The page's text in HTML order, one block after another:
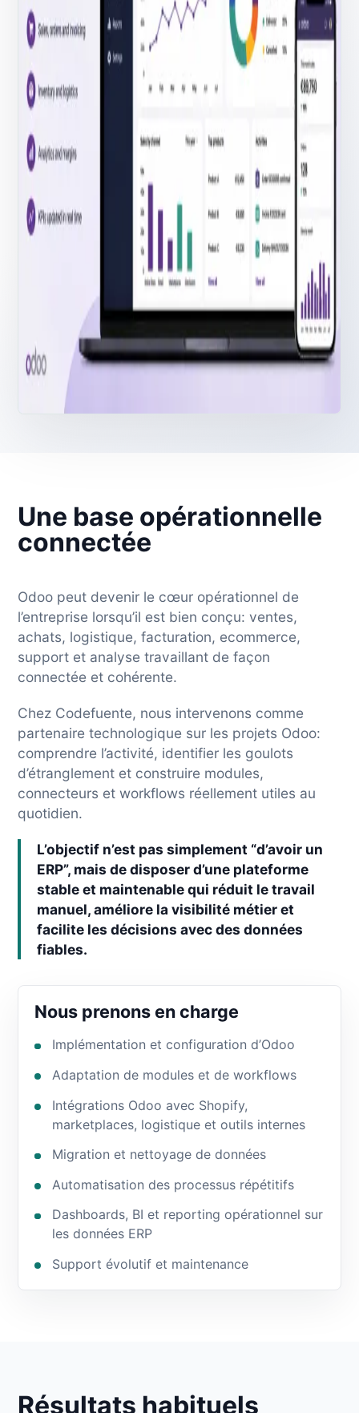
Une base opérationnelle
connectée
Odoo peut devenir le cœur opérationnel de
l’entreprise lorsqu’il est bien conçu: ventes,
achats, logistique, facturation, ecommerce,
support et analyse travaillant de façon
connectée et cohérente.
Chez Codefuente, nous intervenons comme
partenaire technologique sur les projets Odoo:
comprendre l’activité, identifier les goulots
d’étranglement et construire modules,
connecteurs et workflows réellement utiles au
quotidien.
L’objectif n’est pas simplement “d’avoir un
ERP”, mais de disposer d’une plateforme
stable et maintenable qui réduit le travail
manuel, améliore la visibilité métier et
facilite les décisions avec des données
fiables.
Nous prenons en charge
Implémentation et configuration d’Odoo
Adaptation de modules et de workflows
Intégrations Odoo avec Shopify,
marketplaces, logistique et outils internes
Migration et nettoyage de données
Automatisation des processus répétitifs
Dashboards, BI et reporting opérationnel sur
les données ERP
Support évolutif et maintenance
Résultats habituels